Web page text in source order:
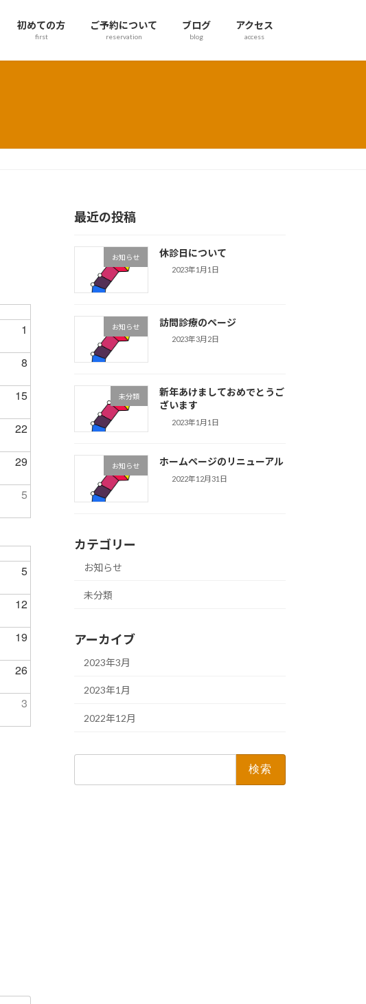
初めての方
first
ご予約について
reservation
ブログ
blog
アクセス
access
1
8
15
22
29
5
5
12
19
26
3
最近の投稿
お知らせ 休診日について
2023年1月1日
お知らせ 訪問診療のページ
2023年3月2日
未分類
新年あけましておめでとうご
ざいます
2023年1月1日
お知らせ ホームページのリニューアル
2022年12月31日
カテゴリー
お知らせ
未分類
アーカイブ
2023年3月
2023年1月
2022年12月